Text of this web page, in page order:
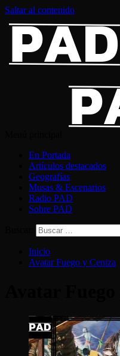
Saltar al contenido
En Portada
Artículos destacados
Geografías
Musas & Escenarios
Radio PAD
Sobre PAD
Inicio
Avatar Fuego y Ceniza